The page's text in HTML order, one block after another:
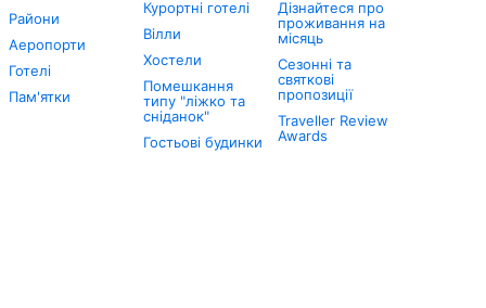
Райони
Аеропорти
Готелі
Пам'ятки
Курортні готелі
Вілли
Хостели
Помешкання
типу "ліжко та
сніданок"
Гостьові будинки
Дізнайтеся про
проживання на
місяць
Сезонні та
святкові
пропозиції
Traveller Review
Awards